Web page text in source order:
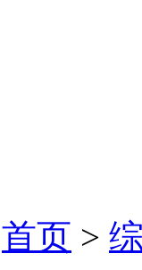
首页 >